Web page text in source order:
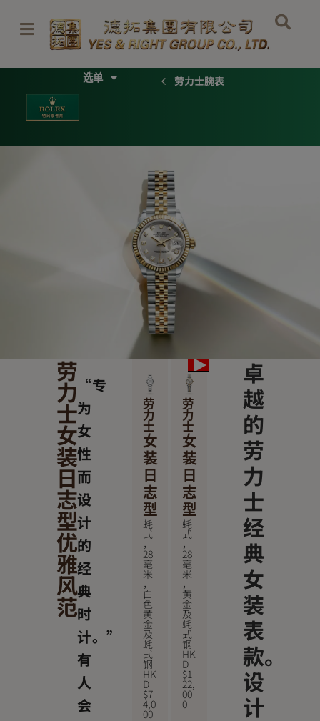
Menu 劳力士腕表
劳
力
士
女
装
日
志
型
优
雅
风
范
“专
为
女
性
而
设
计
的
经
典
时
计。”
有
人
会
劳
力
士
女
装
日
志
型
蚝
式
，
28
毫
米
，
白
色
黄
金
及
蚝
式
钢
HK
D
$7
4,0
00
劳
力
士
女
装
日
志
型
蚝
式
，
28
毫
米
，
黄
金
及
蚝
式
钢
HK
D
$1
22,
00
0
卓
越
的
劳
力
士
经
典
女
装
表
款。
设
计